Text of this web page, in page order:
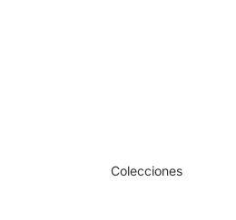
Colecciones